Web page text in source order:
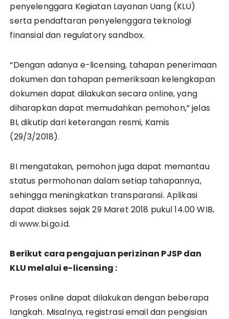
penyelenggara Kegiatan Layanan Uang (KLU)
serta pendaftaran penyelenggara teknologi
finansial dan regulatory sandbox.
“Dengan adanya e-licensing, tahapan penerimaan
dokumen dan tahapan pemeriksaan kelengkapan
dokumen dapat dilakukan secara online, yang
diharapkan dapat memudahkan pemohon,” jelas
BI, dikutip dari keterangan resmi, Kamis
(29/3/2018).
BI mengatakan, pemohon juga dapat memantau
status permohonan dalam setiap tahapannya,
sehingga meningkatkan transparansi. Aplikasi
dapat diakses sejak 29 Maret 2018 pukul 14.00 WIB,
di www.bi.go.id.
Berikut cara pengajuan perizinan PJSP dan
KLU melalui e-licensing :
Proses online dapat dilakukan dengan beberapa
langkah. Misalnya, registrasi email dan pengisian